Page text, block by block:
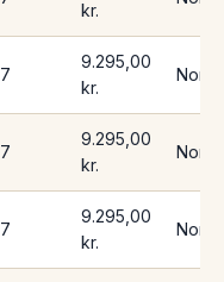
kr.
7
9.295,00
kr.
7
9.295,00
kr.
7
9.295,00
kr.